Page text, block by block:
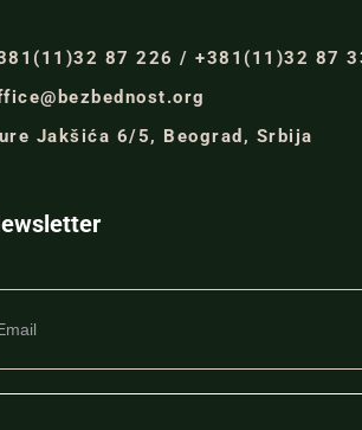
87 226 / +381(11)32 87
Jakšića 6/5, Beograd, Srbija